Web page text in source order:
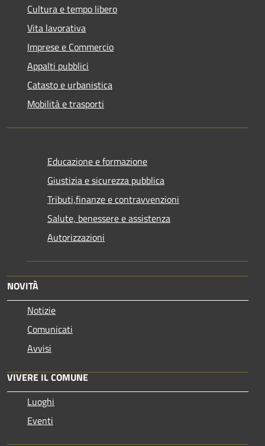
Cultura e tempo libero
Vita lavorativa
Imprese e Commercio
Appalti pubblici
Catasto e urbanistica
Mobilità e trasporti
Educazione e formazione
Giustizia e sicurezza pubblica
Tributi,finanze e contravvenzioni
Salute, benessere e assistenza
Autorizzazioni
NOVITÀ
Notizie
Comunicati
Avvisi
VIVERE IL COMUNE
Luoghi
Eventi